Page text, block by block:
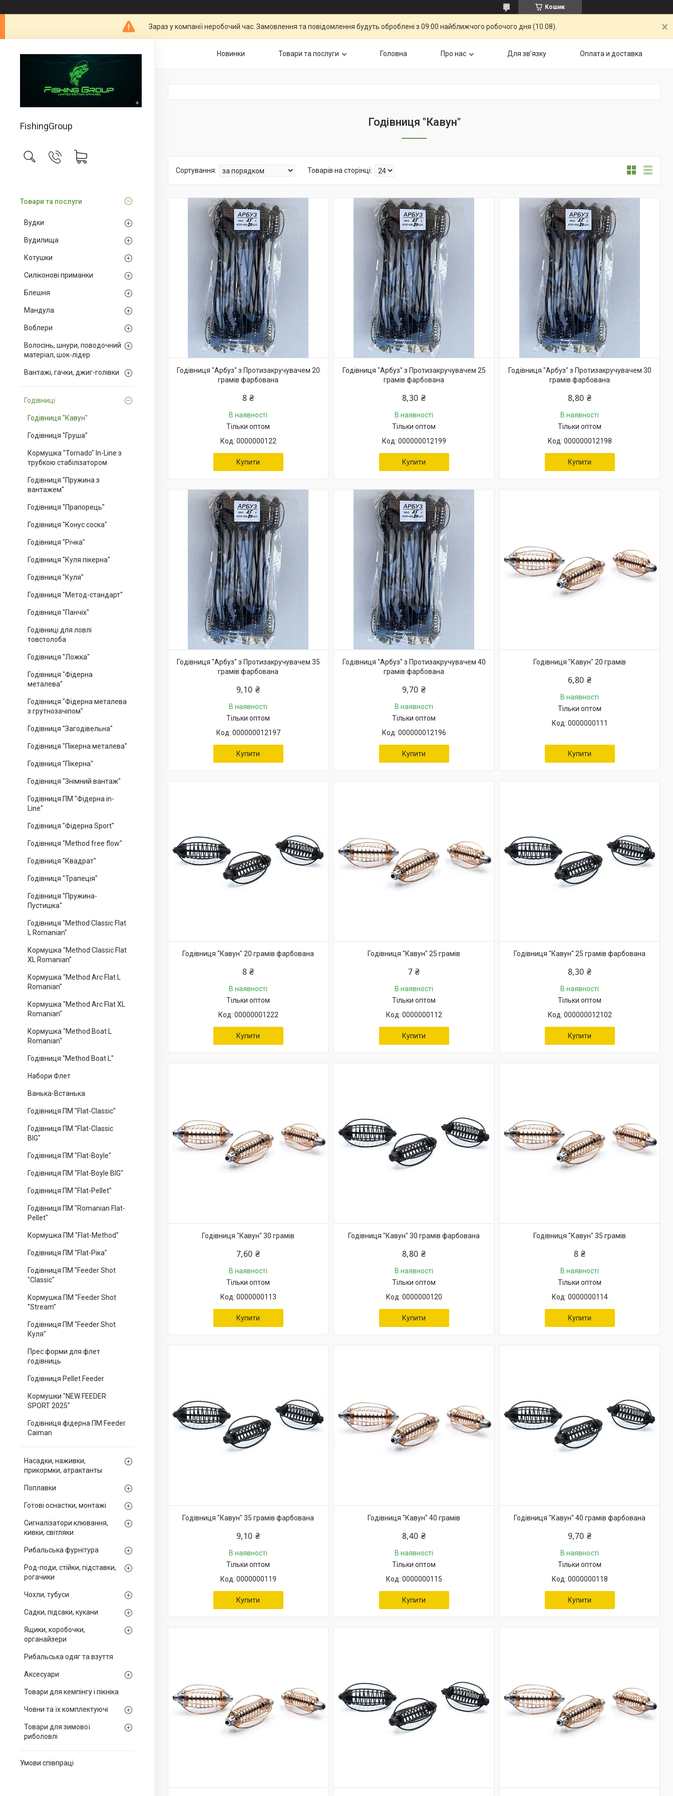
Кошик
Зараз у компанії неробочий час. Замовлення та повідомлення будуть оброблені з 09:00 найближчого робочого дня (10.08).
FishingGroup
Товари та послуги
Вудки
Вудилища
Котушки
Силіконові приманки
Блешня
Мандула
Воблери
Волосінь, шнури, поводочний
матеріал, шок-лідер
Вантажі, гачки, джиг-голівки
Годівниці
Годівниця "Кавун"
Годівниця "Груша"
Кормушка "Tornado" In-Line з
трубкою стабілізатором
Годівниця "Пружина з
вантажем"
Годівниця "Прапорець"
Годівниця "Конус соска"
Годівниця "Річка"
Годівниця "Куля пікерна"
Годівниця "Куля"
Годівниця "Метод-стандарт"
Годівниця "Панчіх"
Годівниці для ловлі
товстолоба
Годівниця "Ложка"
Годівниця "Фідерна
металева"
Годівниця "Фідерна металева
з грутнозачіпом"
Годівниця "Загодівельна"
Годівниця "Пікерна металева"
Годівниця "Пікерна"
Годівниця "Знімний вантаж"
Годівниця ПМ "Фідерна in-
Line"
Годівниця "Фідерна Sport"
Годівниця "Method free flow"
Годівниця "Квадрат"
Годівниця "Трапеція"
Годівниця "Пружина-
Пустишка"
Годівниця "Method Classic Flat
L Romanian"
Кормушка "Method Classic Flat
XL Romanian"
Кормушка "Method Arc Flat L
Romanian"
Кормушка "Method Arc Flat XL
Romanian"
Кормушка "Method Boat L
Romanian"
Годівниця "Method Boat L"
Набори Флет
Ванька-Встанька
Годівниця ПМ "Flat-Classic"
Годівниця ПМ "Flat-Classic
BIG"
Годівниця ПМ "Flat-Boyle"
Годівниця ПМ "Flat-Boyle BIG"
Годівниця ПМ "Flat-Pellet"
Годівниця ПМ "Romanian Flat-
Pellet"
Кормушка ПМ "Flat-Method"
Годівниця ПМ "Flat-Ріка"
Годівниця ПМ "Feeder Shot
"Classic"
Кормушка ПМ "Feeder Shot
"Stream"
Годівниця ПМ "Feeder Shot
Куля"
Прес форми для флет
годівниць
Годівниця Pellet Feeder
Кормушки "NEW FEEDER
SPORT 2025"
Годівниця фідерна ПМ Feeder
Caiman
Насадки, наживки,
прикормки, атрактанты
Поплавки
Готові оснастки, монтажі
Сигналізатори клювання,
кивки, світляки
Рибальська фурнітура
Род-поди, стійки, підставки,
рогачики
Чохли, тубуси
Садки, підсаки, кукани
Ящики, коробочки,
органайзери
Рибальська одяг та взуття
Аксесуари
Товари для кемпінгу і пікніка
Човни та їх комплектуючі
Товари для зимової
риболовлі
Умови співпраці
Новинки Товари та послуги Головна Про нас Для звʼязку Оплата и доставка
Годівниця "Кавун"
Годівниця "Арбуз" з Протизакручувачем 20
грамів фарбована
8 ₴
В наявності
Тільки оптом
0000000122
Купити
Годівниця "Арбуз" з Протизакручувачем 25
грамів фарбована
8,30 ₴
В наявності
Тільки оптом
000000012199
Купити
Годівниця "Арбуз" з Протизакручувачем 30
грамів фарбована
8,80 ₴
В наявності
Тільки оптом
000000012198
Купити
Годівниця "Арбуз" з Протизакручувачем 35
грамів фарбована
9,10 ₴
В наявності
Тільки оптом
000000012197
Купити
Годівниця "Арбуз" з Протизакручувачем 40
грамів фарбована
9,70 ₴
В наявності
Тільки оптом
000000012196
Купити
Годівниця "Кавун" 20 грамів
6,80 ₴
В наявності
Тільки оптом
0000000111
Купити
Годівниця "Кавун" 20 грамів фарбована
8 ₴
В наявності
Тільки оптом
00000001222
Купити
Годівниця "Кавун" 25 грамів
7 ₴
В наявності
Тільки оптом
0000000112
Купити
Годівниця "Кавун" 25 грамів фарбована
8,30 ₴
В наявності
Тільки оптом
000000012102
Купити
Годівниця "Кавун" 30 грамів
7,60 ₴
В наявності
Тільки оптом
0000000113
Купити
Годівниця "Кавун" 30 грамів фарбована
8,80 ₴
В наявності
Тільки оптом
0000000120
Купити
Годівниця "Кавун" 35 грамів
8 ₴
В наявності
Тільки оптом
0000000114
Купити
Годівниця "Кавун" 35 грамів фарбована
9,10 ₴
В наявності
Тільки оптом
0000000119
Купити
Годівниця "Кавун" 40 грамів
8,40 ₴
В наявності
Тільки оптом
0000000115
Купити
Годівниця "Кавун" 40 грамів фарбована
9,70 ₴
В наявності
Тільки оптом
0000000118
Купити